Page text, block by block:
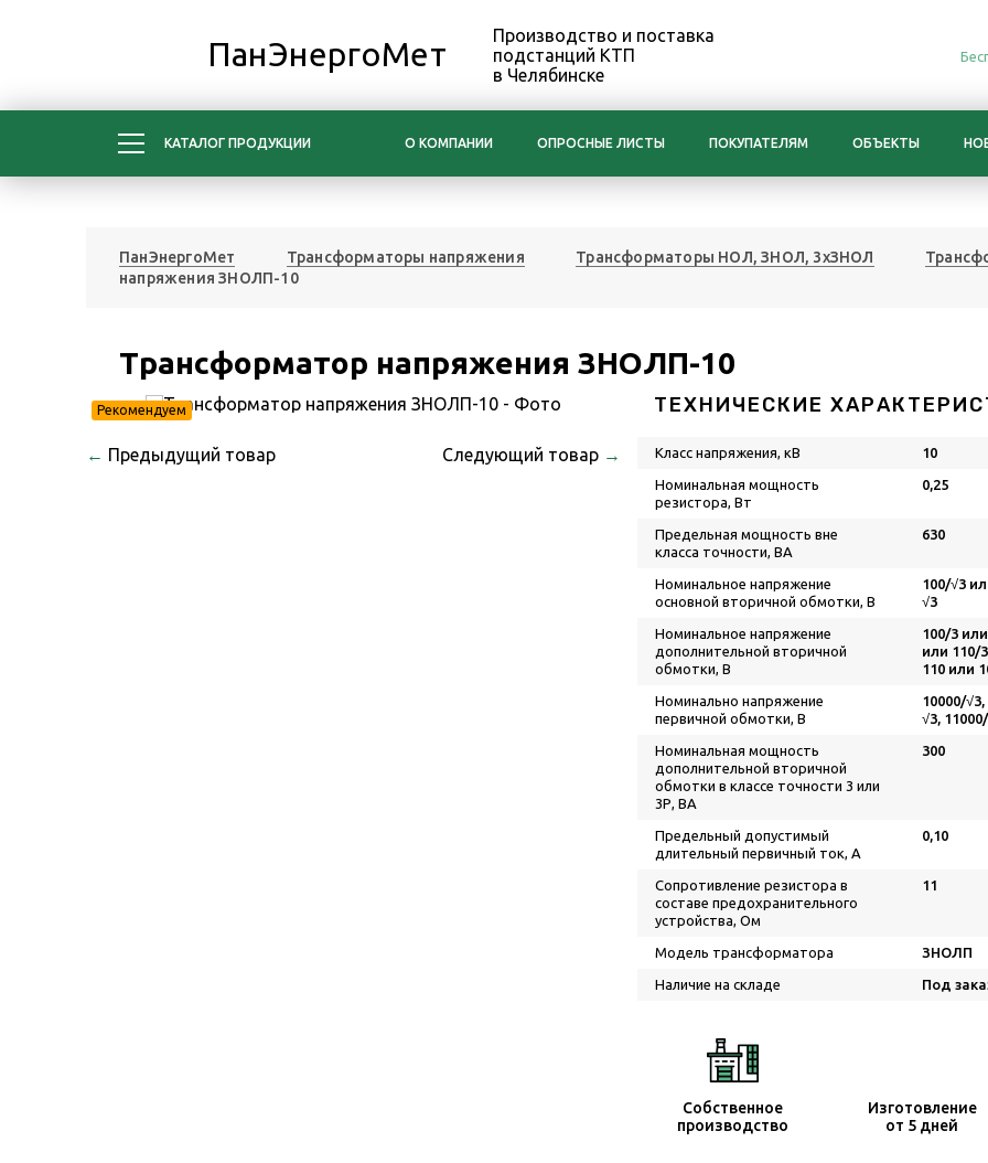
ПанЭнергоМет
Производство и поставка
подстанций КТП
в Челябинске
КАТАЛОГ ПРОДУКЦИИ О КОМПАНИИ ОПРОСНЫЕ ЛИСТЫ ПОКУПАТЕЛЯМ ОБЪЕКТЫ
ПанЭнергоМет Трансформаторы напряжения Трансформаторы НОЛ, ЗНОЛ, 3хЗНОЛ
напряжения ЗНОЛП-10
Трансформатор напряжения ЗНОЛП-10
Рекомендуем
← Предыдущий товар Следующий товар →
ТЕХНИЧЕСКИЕ
Класс напряжения, кВ 10
Номинальная мощность
резистора, Вт
0,25
Предельная мощность вне
класса точности, ВА
630
Номинальное напряжение
основной вторичной обмотки, В
100/√3
√3
Номинальное напряжение
дополнительной вторичной
обмотки, В
100/3
или 110/
110 или
Номинально напряжение
первичной обмотки, В
10000/
√3,
Номинальная мощность
дополнительной вторичной
обмотки в классе точности 3 или
3Р, ВА
300
Предельный допустимый
длительный первичный ток, А
0,10
Сопротивление резистора в
составе предохранительного
устройства, Ом
11
Модель трансформатора ЗНОЛП
Наличие на складе Под
Собственное
производство
Изготовление
от 5 дней